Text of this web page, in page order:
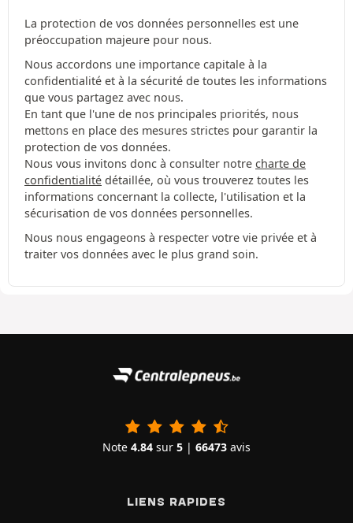
La protection de vos données personnelles est une
préoccupation majeure pour nous.
Nous accordons une importance capitale à la
confidentialité et à la sécurité de toutes les informations
que vous partagez avec nous.
En tant que l'une de nos principales priorités, nous
mettons en place des mesures strictes pour garantir la
protection de vos données.
Nous vous invitons donc à consulter notre charte de
confidentialité détaillée, où vous trouverez toutes les
informations concernant la collecte, l'utilisation et la
sécurisation de vos données personnelles.
Nous nous engageons à respecter votre vie privée et à
traiter vos données avec le plus grand soin.
Note 4.84 sur 5 | 66473 avis
LIENS RAPIDES